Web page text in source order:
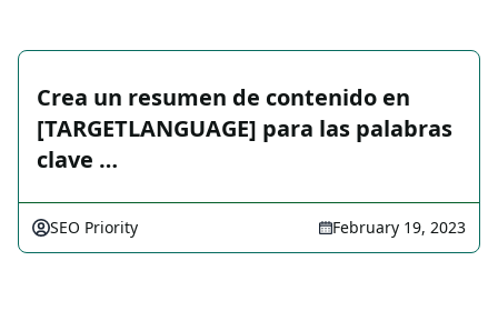
Crea un resumen de contenido en
[TARGETLANGUAGE] para las palabras
clave …
SEO Priority February 19, 2023